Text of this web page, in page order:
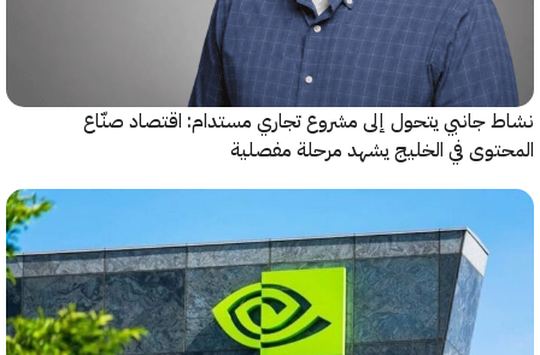
جانبي يتحول إلى مشروع تجاري مستدام: اقتصاد صنّاع
في الخليج يشهد مرحلة مفصلية